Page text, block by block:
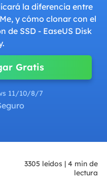
la diferencia entre
y cómo clonar con el
de SSD - EaseUS Disk
Gratis
11/10/8/7
3305 leídos |4 min de
lectura